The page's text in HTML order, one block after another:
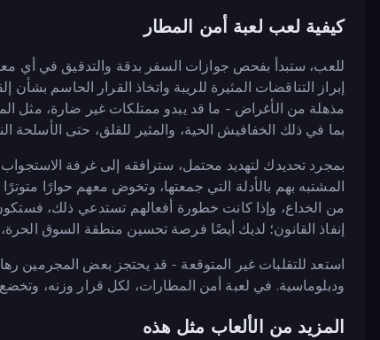
كيفية لعب لعبة أمن المطار
للعب، ستبدأ بفحص جوازات السفر بدقة والتدقيق في أي
إبراز التناقضات المثيرة للريبة واتخاذ القرار الحاسم
مذهلة من الأغراض - ما قد يبدو ممتلكات غير ضارة، مثل
بما في ذلك الخفافيش الحية، والمثير للقلق، حتى الأسلحة
بمجرد تحديدك لتهديد محتمل، سترافقه إلى غرفة
المشتبه بهم بالأدلة التي جمعتها، وتخوض معهم حوارًا
من الخداع، وإذا كانت خطورة أفعالهم تستدعي ذلك،
إنفاذ القانون؛ لديك أيضًا فرصة تحسين منطقة السوق
استعد للتقلبات غير المتوقعة - قد يحتجز بعض المجرمين
ودبلوماسية. في لعبة أمن المطارات، لكل قرار وزنه،
المزيد من الألعاب مثل هذه